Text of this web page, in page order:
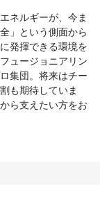
ネルギーが、今ま
」という側面から
発揮できる環境を
ュージョニアリン
集団。将来はチー
も期待していま
ら支えたい方をお